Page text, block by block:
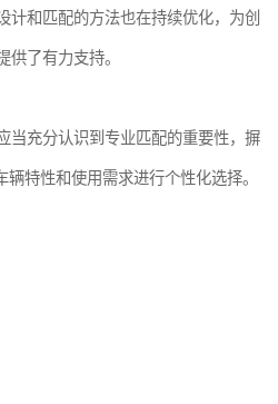
计和匹配的方法也在持续优化，为创
供了有力支持。
当充分认识到专业匹配的重要性，摒
特性和使用需求进行个性化选择。